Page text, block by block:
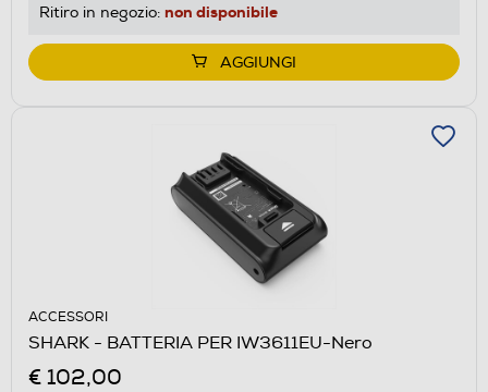
Ritiro in negozio: non disponibile
AGGIUNGI
ACCESSORI
SHARK - BATTERIA PER IW3611EU-Nero
€ 102,00